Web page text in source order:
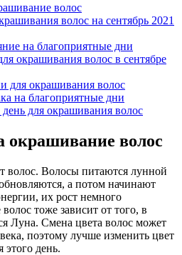
волос
волос на сентябрь 2021
на благоприятные дни
окрашивания волос в сентябре
для окрашивания волос
на благоприятные дни
для окрашивания волос
волос
волос. Волосы питаются лунной
а потом начинают
их рост немного
тоже зависит от того, в
Луна. Смена цвета волос может
поэтому лучше изменить цвет
этого день.